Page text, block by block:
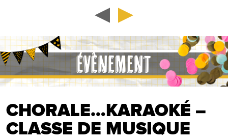
ÉVÈNEMENT
CHORALE…KARAOKÉ –
CLASSE DE MUSIQUE